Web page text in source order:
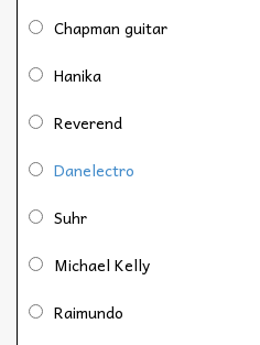
Chapman guitar
Hanika
Reverend
Danelectro
Suhr
Michael Kelly
Raimundo